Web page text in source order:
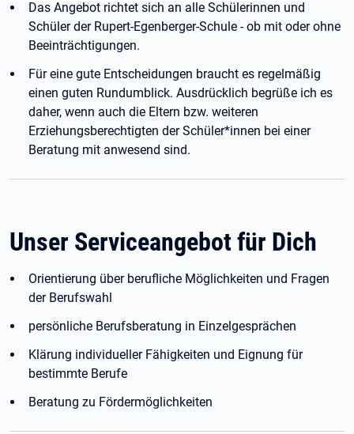
Das Angebot richtet sich an alle Schülerinnen und
Schüler der Rupert-Egenberger-Schule - ob mit oder ohne
Beeinträchtigungen.
Für eine gute Entscheidungen braucht es regelmäßig
einen guten Rundumblick. Ausdrücklich begrüße ich es
daher, wenn auch die Eltern bzw. weiteren
Erziehungsberechtigten der Schüler*innen bei einer
Beratung mit anwesend sind.
Unser Serviceangebot für Dich
Orientierung über berufliche Möglichkeiten und Fragen
der Berufswahl
persönliche Berufsberatung in Einzelgesprächen
Klärung individueller Fähigkeiten und Eignung für
bestimmte Berufe
Beratung zu Fördermöglichkeiten